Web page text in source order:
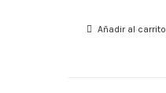
Añadir al carrito